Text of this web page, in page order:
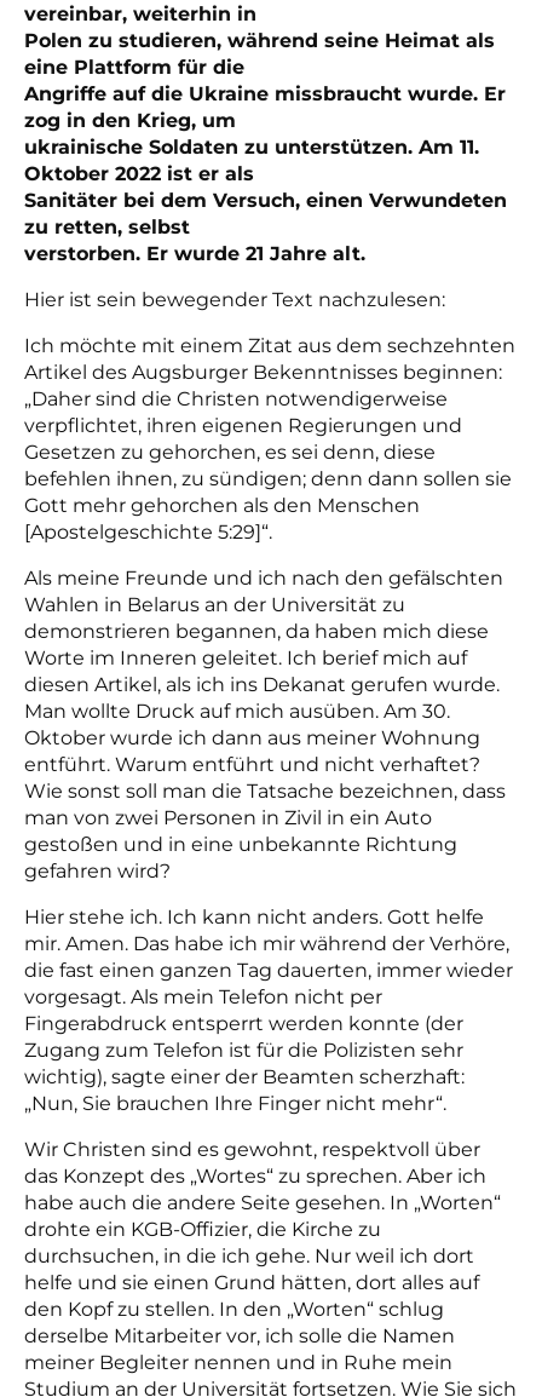
vereinbar, weiterhin in
Polen zu studieren, während seine Heimat als
eine Plattform für die
Angriffe auf die Ukraine missbraucht wurde. Er
zog in den Krieg, um
ukrainische Soldaten zu unterstützen. Am 11.
Oktober 2022 ist er als
Sanitäter bei dem Versuch, einen Verwundeten
zu retten, selbst
verstorben. Er wurde 21 Jahre alt.
Hier ist sein bewegender Text nachzulesen:
Ich möchte mit einem Zitat aus dem sechzehnten
Artikel des Augsburger Bekenntnisses beginnen:
„Daher sind die Christen notwendigerweise
verpflichtet, ihren eigenen Regierungen und
Gesetzen zu gehorchen, es sei denn, diese
befehlen ihnen, zu sündigen; denn dann sollen sie
Gott mehr gehorchen als den Menschen
[Apostelgeschichte 5:29]“.
Als meine Freunde und ich nach den gefälschten
Wahlen in Belarus an der Universität zu
demonstrieren begannen, da haben mich diese
Worte im Inneren geleitet. Ich berief mich auf
diesen Artikel, als ich ins Dekanat gerufen wurde.
Man wollte Druck auf mich ausüben. Am 30.
Oktober wurde ich dann aus meiner Wohnung
entführt. Warum entführt und nicht verhaftet?
Wie sonst soll man die Tatsache bezeichnen, dass
man von zwei Personen in Zivil in ein Auto
gestoßen und in eine unbekannte Richtung
gefahren wird?
Hier stehe ich. Ich kann nicht anders. Gott helfe
mir. Amen. Das habe ich mir während der Verhöre,
die fast einen ganzen Tag dauerten, immer wieder
vorgesagt. Als mein Telefon nicht per
Fingerabdruck entsperrt werden konnte (der
Zugang zum Telefon ist für die Polizisten sehr
wichtig), sagte einer der Beamten scherzhaft:
„Nun, Sie brauchen Ihre Finger nicht mehr“.
Wir Christen sind es gewohnt, respektvoll über
das Konzept des „Wortes“ zu sprechen. Aber ich
habe auch die andere Seite gesehen. In „Worten“
drohte ein KGB-Offizier, die Kirche zu
durchsuchen, in die ich gehe. Nur weil ich dort
helfe und sie einen Grund hätten, dort alles auf
den Kopf zu stellen. In den „Worten“ schlug
derselbe Mitarbeiter vor, ich solle die Namen
meiner Begleiter nennen und in Ruhe mein
Studium an der Universität fortsetzen. Wie Sie sich